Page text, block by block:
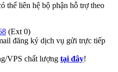
thể liên hệ bộ phận hỗ trợ theo
(Ext 0)
đăng ký dịch vụ gửi trực tiếp
VPS chất lượng tại đây!